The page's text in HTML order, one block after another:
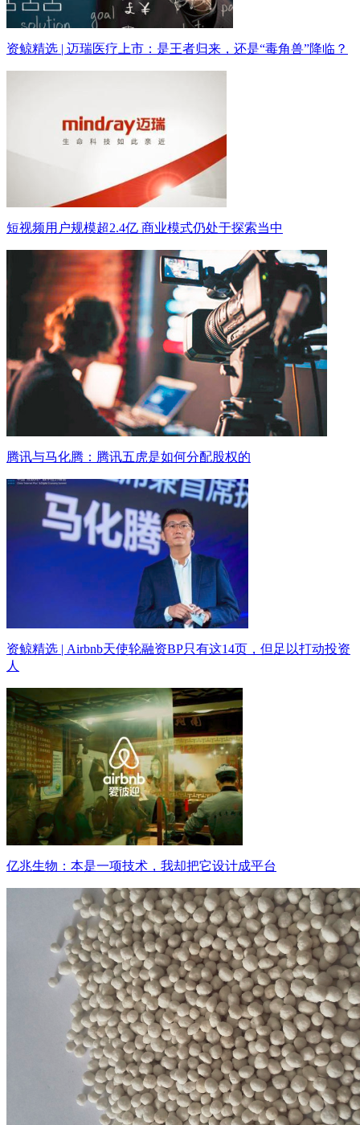
资鲸精选 | 迈瑞医疗上市：是王者归来，还是“毒角兽”降临？
短视频用户规模超2.4亿 商业模式仍处于探索当中
腾讯与马化腾：腾讯五虎是如何分配股权的
资鲸精选 | Airbnb天使轮融资BP只有这14页，但足以打动投资
人
亿兆生物：本是一项技术，我却把它设计成平台